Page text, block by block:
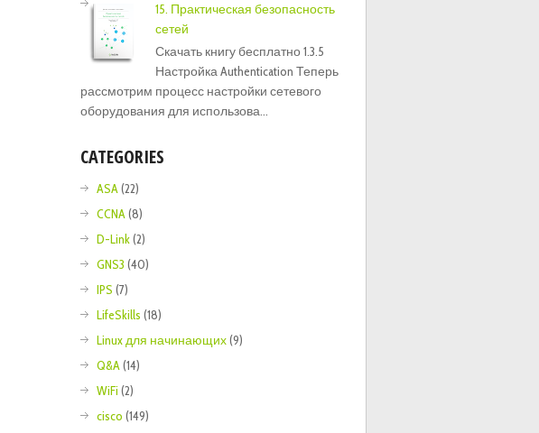
15. Практическая безопасность
сетей
Скачать книгу бесплатно 1.3.5
Настройка Authentication Теперь
рассмотрим процесс настройки сетевого
оборудования для использова...
CATEGORIES
ASA(22)
CCNA(8)
D-Link(2)
GNS3 (40)
IPS (7)
LifeSkills (18)
Linux для начинающих(9)
Q&A(14)
WiFi (2)
cisco (149)